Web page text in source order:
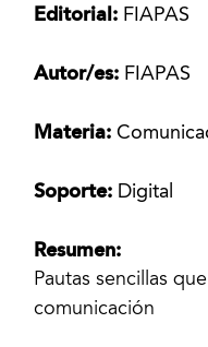
Editorial: FIAPAS
Autor/es: FIAPAS
Materia:
Soporte: Digital
Resumen:
Pautas sencillas
comunicación